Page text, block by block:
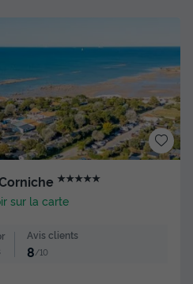
★★★★★
sur la carte
Avis clients
8/10